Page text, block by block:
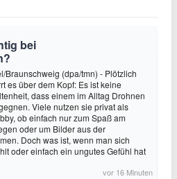
bei
Braunschweig (dpa/tmn) - Plötzlich
es über dem Kopf: Es ist keine
dass einem im Alltag Drohnen
Viele nutzen sie privat als
ob einfach nur zum Spaß am
oder um Bilder aus der
Doch was ist, wenn man sich
oder einfach ein ungutes Gefühl hat
vor 16 Minuten